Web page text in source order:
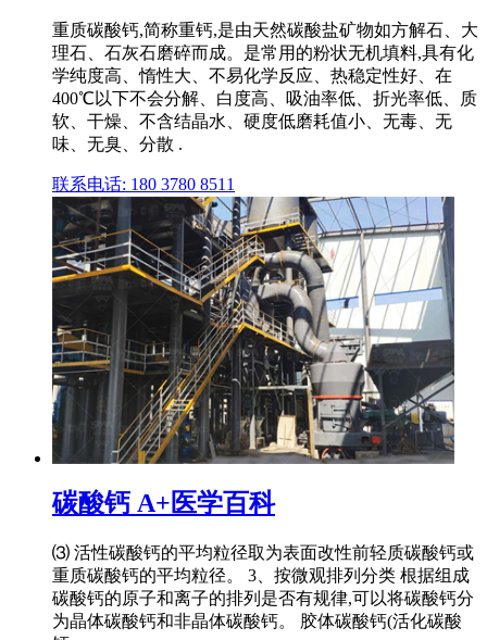
重质碳酸钙,简称重钙,是由天然碳酸盐矿物如方解石、大
理石、石灰石磨碎而成。是常用的粉状无机填料,具有化
学纯度高、惰性大、不易化学反应、热稳定性好、在
400℃以下不会分解、白度高、吸油率低、折光率低、质
软、干燥、不含结晶水、硬度低磨耗值小、无毒、无
味、无臭、分散 .
联系电话: 180 3780 8511
碳酸钙 A+医学百科
⑶ 活性碳酸钙的平均粒径取为表面改性前轻质碳酸钙或
重质碳酸钙的平均粒径。 3、按微观排列分类 根据组成
碳酸钙的原子和离子的排列是否有规律,可以将碳酸钙分
为晶体碳酸钙和非晶体碳酸钙。 胶体碳酸钙(活化碳酸